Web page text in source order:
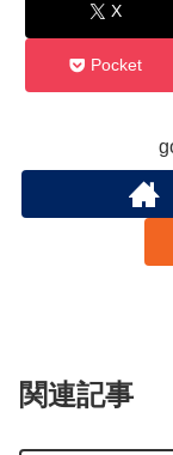
X
Pocket
関連記事